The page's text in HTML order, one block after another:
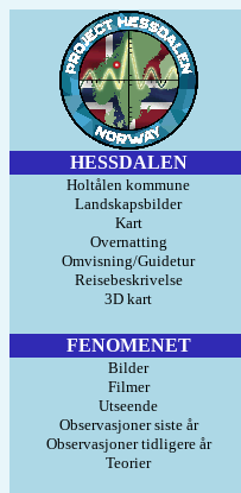
HESSDALEN
Holtålen kommune
Landskapsbilder
Kart
Overnatting
Omvisning/Guidetur
Reisebeskrivelse
3D kart
FENOMENET
Bilder
Filmer
Utseende
Observasjoner siste år
Observasjoner tidligere år
Teorier